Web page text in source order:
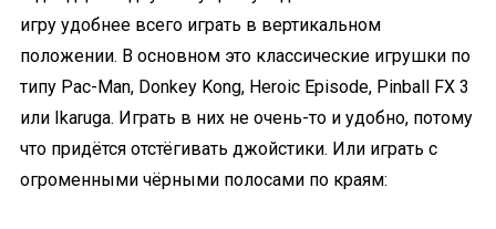
игру удобнее всего играть в вертикальном
положении. В основном это классические игрушки по
типу Pac-Man, Donkey Kong, Heroic Episode, Pinball FX 3
или Ikaruga. Играть в них не очень-то и удобно, потому
что придётся отстёгивать джойстики. Или играть с
огроменными чёрными полосами по краям: